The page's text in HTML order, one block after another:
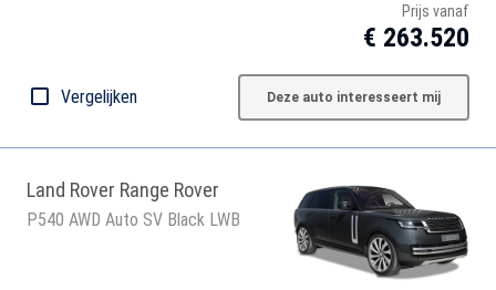
Prijs vanaf
€ 263.520
Vergelijken Deze auto interesseert mij
Land Rover Range Rover
P540 AWD Auto SV Black LWB